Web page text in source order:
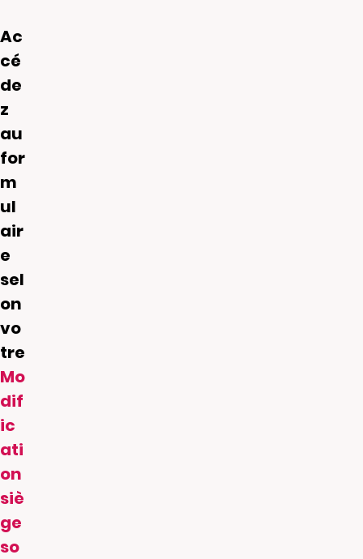
Ac
cé
de
z
au
for
m
ul
air
e
sel
on
vo
tre
Mo
dif
ic
ati
on
siè
ge
so